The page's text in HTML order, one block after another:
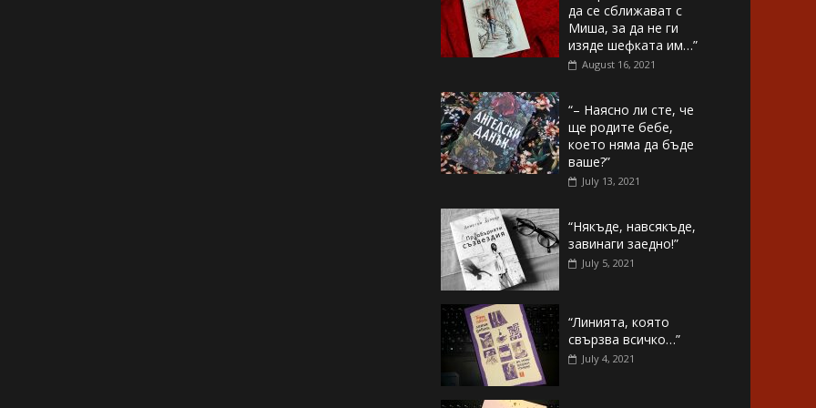
да се сближават с
Миша, за да не ги
изяде шефката им…”
August 16, 2021
“– Наясно ли сте, че
ще родите бебе,
което няма да бъде
ваше?”
July 13, 2021
“Някъде, навсякъде,
завинаги заедно!”
July 5, 2021
“Линията, която
свързва всичко…”
July 4, 2021